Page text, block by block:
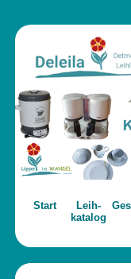
Start
Leih­
katalog